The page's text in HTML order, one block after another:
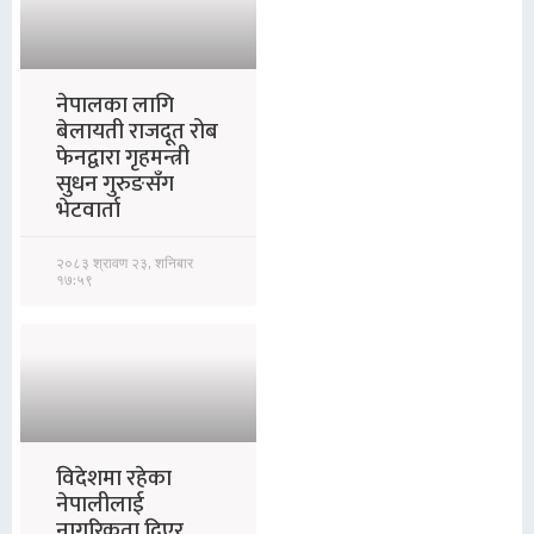
नेपालका लागि
बेलायती राजदूत रोब
फेनद्वारा गृहमन्त्री
सुधन गुरुङसँग
भेटवार्ता
२०८३ श्रावण २३, शनिबार
१७:५९
विदेशमा रहेका
नेपालीलाई